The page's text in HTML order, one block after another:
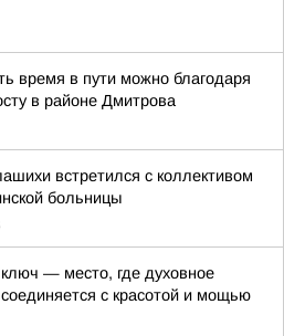
время в пути можно благодаря
в районе Дмитрова
встретился с коллективом
больницы
— место, где духовное
с красотой и мощью